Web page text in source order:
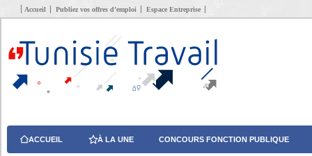
Accueil Publiez vos offres d’emploi Espace Entreprise
ACCUEIL À LA UNE CONCOURS FONCTION PUBLIQUE